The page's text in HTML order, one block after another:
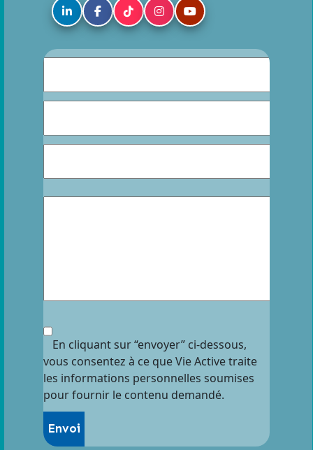
En cliquant sur “envoyer” ci-dessous,
vous consentez à ce que Vie Active traite
les informations personnelles soumises
pour fournir le contenu demandé.